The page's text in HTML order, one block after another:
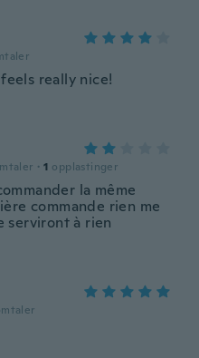
really nice!
· 1 opplastinger
la même
commande rien me
serviront à rien